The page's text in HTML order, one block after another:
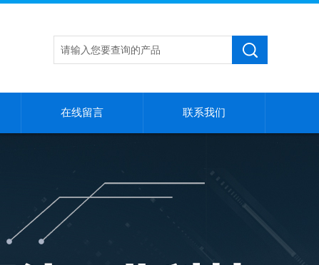
在线留言 联系我们